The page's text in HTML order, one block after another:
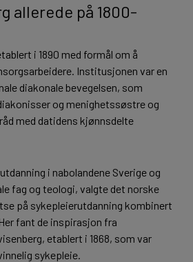
allerede på 1800-
i 1890 med formål om å
Institusjonen var en
diakonale bevegelsen, som
og menighetssøstre og
med datidens kjønnsdelte
i nabolandene Sverige og
fag og teologi, valgte det norske
på sykepleierutdanning kombinert
fant de inspirasjon fra
etablert i 1868, som var
sykepleie.